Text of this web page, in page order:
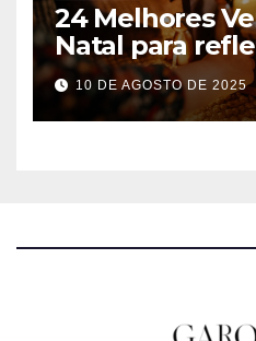
24 Melhores
Natal para
Nascimento de
10 DE AGOSTO DE 2025